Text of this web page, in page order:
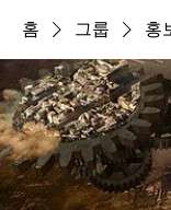
홈 그룹 홍